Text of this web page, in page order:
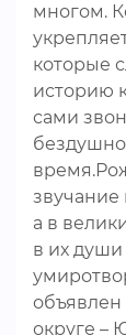
многом.
которые
историю
сами
звучание
а в
в их души
округе –